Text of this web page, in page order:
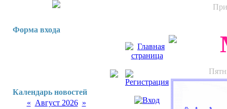
Форма входа
Календарь новостей
« Август 2026 »